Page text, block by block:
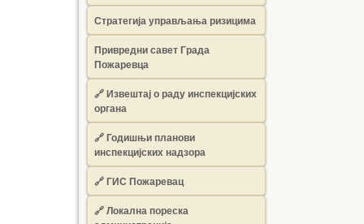
Стратегија управљања ризицима
Привредни савет Града
Пожаревца
🔗Извештај о раду инспекцијских
органа
🔗Годишњи планови
инспекцијских надзора
🔗 ГИС Пожаревац
🔗 Локална пореска